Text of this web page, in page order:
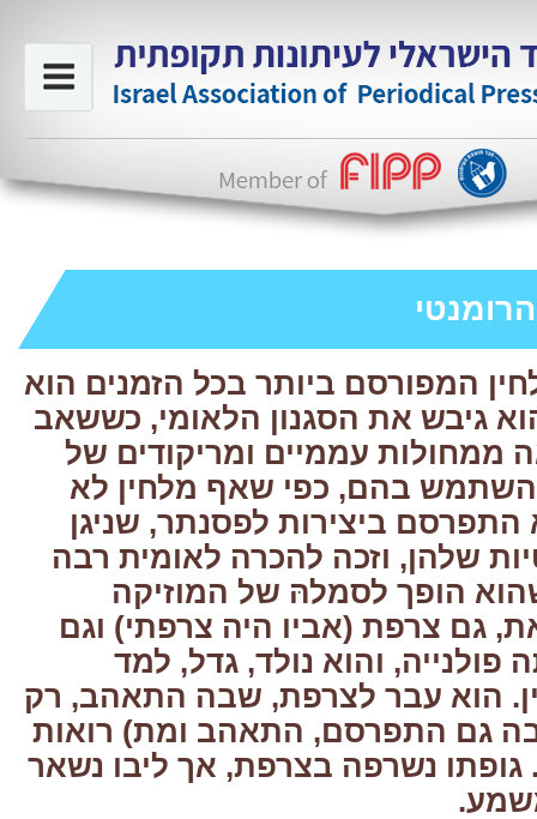
המפורסם ביותר בכל הזמנים הוא
גיבש את הסגנון הלאומי, כששאב
עממיים ומריקודים של
בהם, כפי שאף מלחין לא
התפרסם ביצירות לפסנתר, שניגן
שלהן, וזכה להכרה לאומית רבה
הופך לסמלהּ של המוזיקה
גם צרפת (אביו היה צרפתי) וגם
פולנייה, והוא נולד, גדל, למד
הוא עבר לצרפת, שבה התאהב, רק
בן 20, ובה גם התפרסם, התאהב ומת) רואות
נשרפה בצרפת, אך ליבו נשאר